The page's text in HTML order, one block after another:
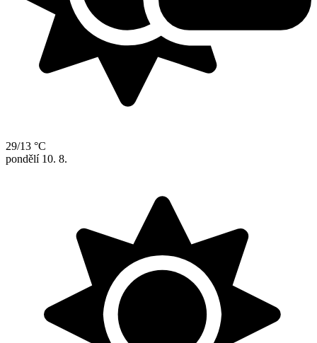
29/13 °C
pondělí 10. 8.